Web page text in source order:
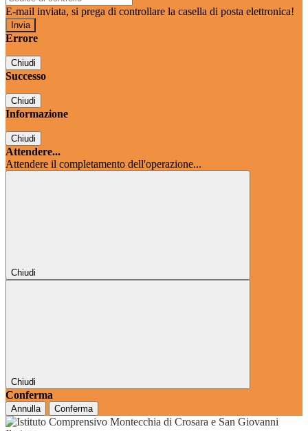
E-mail inviata, si prega di controllare la casella di posta elettronica!
Errore
Chiudi
Successo
Chiudi
Informazione
Chiudi
Attendere...
Attendere il completamento dell'operazione...
Chiudi
Chiudi
Conferma
Annulla Conferma